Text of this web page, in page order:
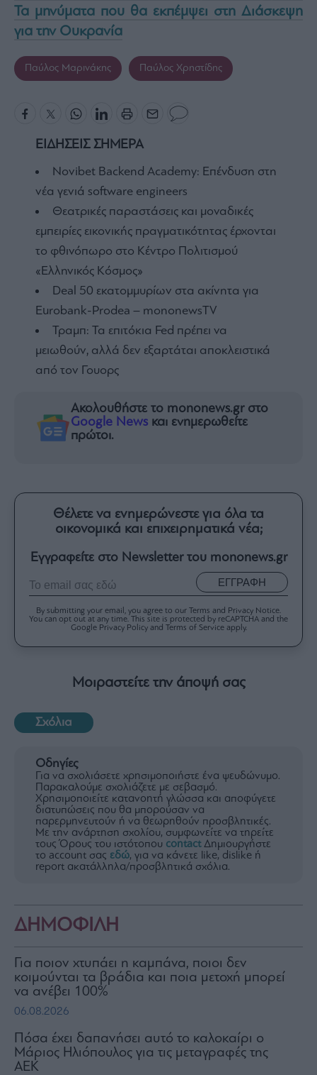
Τα μηνύματα που θα εκπέμψει στη Διάσκεψη
για την Ουκρανία
Παύλος Μαρινάκης Παύλος Χρηστίδης
ΕΙΔΗΣΕΙΣ ΣΗΜΕΡΑ
Novibet Backend Academy: Επένδυση στη
νέα γενιά software engineers
Θεατρικές παραστάσεις και μοναδικές
εμπειρίες εικονικής πραγματικότητας έρχονται
το φθινόπωρο στο Κέντρο Πολιτισμού
«Ελληνικός Κόσμος»
Deal 50 εκατομμυρίων στα ακίνητα για
Eurobank-Prodea – mononewsTV
Τραμπ: Τα επιτόκια Fed πρέπει να
μειωθούν, αλλά δεν εξαρτάται αποκλειστικά
από τον Γουορς
Ακολουθήστε το mononews.gr στο
Google News και ενημερωθείτε
πρώτοι.
Θέλετε να ενημερώνεστε για όλα τα
οικονομικά και επιχειρηματικά νέα;
Εγγραφείτε στο Newsletter του mononews.gr
ΕΓΓΡΑΦΗ
By submitting your email, you agree to our Terms and Privacy Notice.
You can opt out at any time. This site is protected by reCAPTCHA and the
Google Privacy Policy and Terms of Service apply.
Μοιραστείτε την άποψή σας
Σχόλια
Οδηγίες
Για να σχολιάσετε χρησιμοποιήστε ένα ψευδώνυμο.
Παρακαλούμε σχολιάζετε με σεβασμό.
Χρησιμοποιείτε κατανοητή γλώσσα και αποφύγετε
διατυπώσεις που θα μπορούσαν να
παρερμηνευτούν ή να θεωρηθούν προσβλητικές.
Με την ανάρτηση σχολίου, συμφωνείτε να τηρείτε
τους Όρους του ιστότοπου contactΔημιουργήστε
το account σας εδώ, για να κάνετε like, dislike ή
report ακατάλληλα/προσβλητικά σχόλια.
ΔΗΜΟΦΙΛΗ
Για ποιον χτυπάει η καμπάνα, ποιοι δεν
κοιμούνται τα βράδια και ποια μετοχή μπορεί
να ανέβει 100%
06.08.2026
Πόσα έχει δαπανήσει αυτό το καλοκαίρι ο
Μάριος Ηλιόπουλος για τις μεταγραφές της
ΑΕΚ